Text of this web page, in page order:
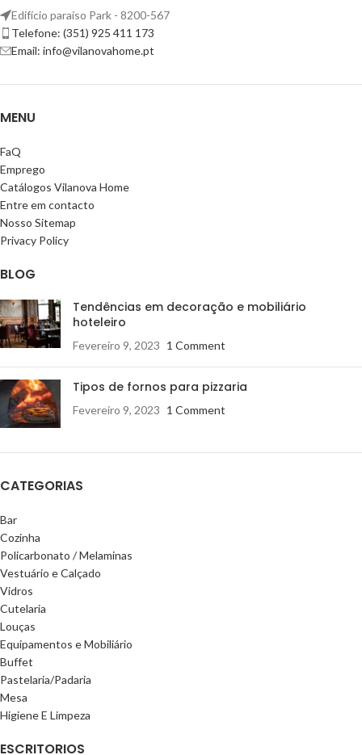
Edifício paraíso Park - 8200-567
Telefone: (351) 925 411 173
Email: info@vilanovahome.pt
MENU
FaQ
Emprego
Catálogos Vilanova Home
Entre em contacto
Nosso Sitemap
Privacy Policy
BLOG
Tendências em decoração e mobiliário
hoteleiro
Fevereiro 9, 2023 1 Comment
Tipos de fornos para pizzaria
Fevereiro 9, 2023 1 Comment
CATEGORIAS
Bar
Cozinha
Policarbonato / Melaminas
Vestuário e Calçado
Vidros
Cutelaria
Louças
Equipamentos e Mobiliário
Buffet
Pastelaria/Padaria
Mesa
Higiene E Limpeza
ESCRITORIOS